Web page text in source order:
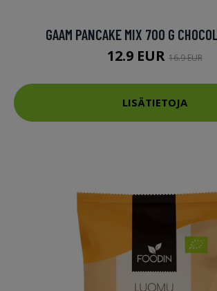
GAAM PANCAKE MIX 700 G
12.9 EUR 16.9 EUR
LISÄTIETOJA